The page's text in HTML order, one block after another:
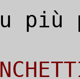
più